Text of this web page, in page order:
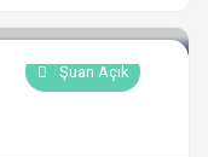
Şuan Açık